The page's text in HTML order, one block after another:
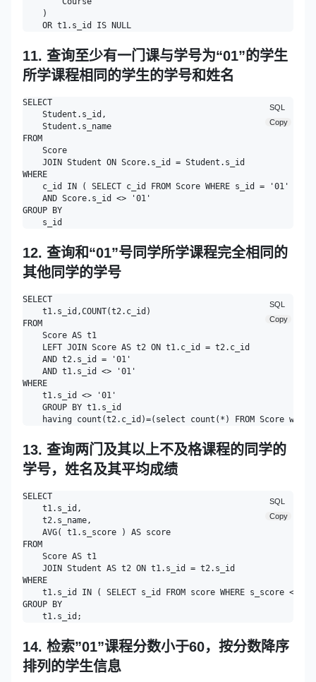
    )
11. 查询至少有一门课与学号为“01”的学生
所学课程相同的学生的学号和姓名
SELECT
    Student.s_id,
    Student.s_name
FROM
    Score
    JOIN Student ON Score.s_id = Student.s_id
WHERE
    c_id IN ( SELECT c_id FROM Score WHERE s_id = '01' )
    AND Score.s_id <> '01'
GROUP BY
SQL
Copy
12. 查询和“01”号同学所学课程完全相同的
其他同学的学号
SELECT
    t1.s_id,COUNT(t2.c_id)
FROM
    Score AS t1
    LEFT JOIN Score AS t2 ON t1.c_id = t2.c_id
    AND t2.s_id = '01'
    AND t1.s_id <> '01'
WHERE
    t1.s_id <> '01'
    GROUP BY t1.s_id
SQL
Copy
13. 查询两门及其以上不及格课程的同学的
学号，姓名及其平均成绩
SELECT
    t1.s_id,
    t2.s_name,
    AVG( t1.s_score ) AS score
FROM
    Score AS t1
    JOIN Student AS t2 ON t1.s_id = t2.s_id
WHERE
t1.s_id IN ( SELECT s_id FROM score WHERE s_score <
GROUP BY
SQL
Copy
14. 检索”01”课程分数小于60，按分数降序
排列的学生信息